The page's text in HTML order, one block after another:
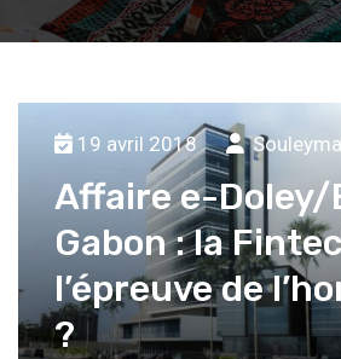
19 avril 2018
Affaire e-Doley/
Gabon : la
l’épreuve de
?